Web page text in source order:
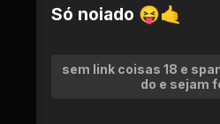
Só noiado 😝🤙
sem link coisas 18 e
do e sejam